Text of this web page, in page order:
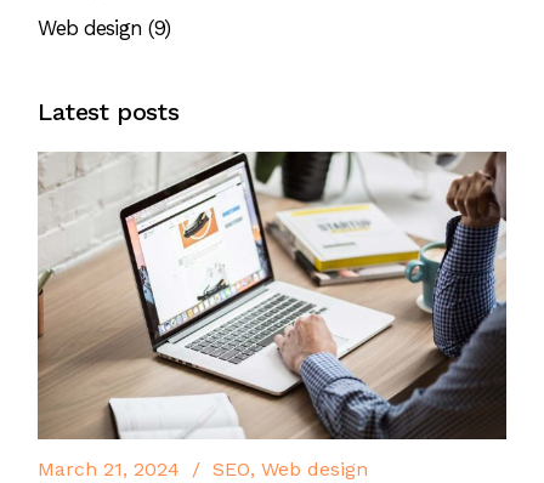
Web design (9)
Latest posts
March 21, 2024 SEO Web design